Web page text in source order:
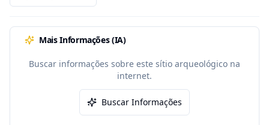
Mais Informações (IA)
Buscar informações sobre este sítio arqueológico na
internet.
Buscar Informações